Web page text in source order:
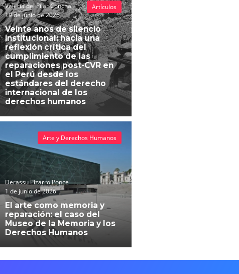
Valeria del Pilar Concha
19 de junio de 2026
Veinte años de silencio
institucional: hacia una
reflexión crítica del
cumplimiento de las
reparaciones post-CVR en
el Perú desde los
estándares del derecho
internacional de los
derechos humanos
Artículos
Derassu Pizarro Ponce
1 de junio de 2026
El arte como memoria y
reparación: el caso del
Museo de la Memoria y los
Derechos Humanos
Arte y Derechos Humanos